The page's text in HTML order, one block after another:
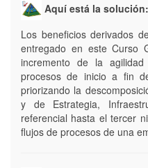
Aquí está la solución:
Los beneficios derivados
entregado en este Curso
incremento de la
procesos de inicio a fin
priorizando la
y de Estrategia,
referencial hasta el tercer
flujos de procesos de una